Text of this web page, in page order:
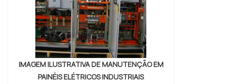
IMAGEM ILUSTRATIVA DE MANUTENÇÃO EM
PAINÉIS ELÉTRICOS INDUSTRIAIS